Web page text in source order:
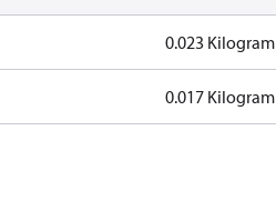
0.023 Kilogram
0.017 Kilogram